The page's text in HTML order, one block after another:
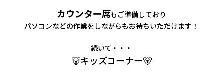
カウンター席もご準備しており
パソコンなどの作業をしながらもお待ちいただけます！
続いて・・・
🐻キッズコーナー🐻